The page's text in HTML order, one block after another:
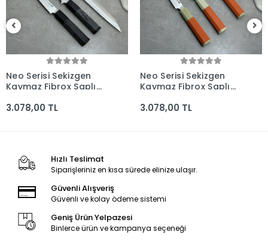
Neo Serisi Sekizgen
Kaymaz Fibrox Saplı
(205mm, 210mm,
3.078,00 TL
Neo Serisi Sekizgen
Kaymaz Fibrox Saplı
(225mm, 210mm,
3.078,00 TL
Hızlı Teslimat
Siparişleriniz en kısa sürede elinize ulaşır.
Güvenli Alışveriş
Güvenli ve kolay ödeme sistemi
Geniş Ürün Yelpazesi
Binlerce ürün ve kampanya seçeneği